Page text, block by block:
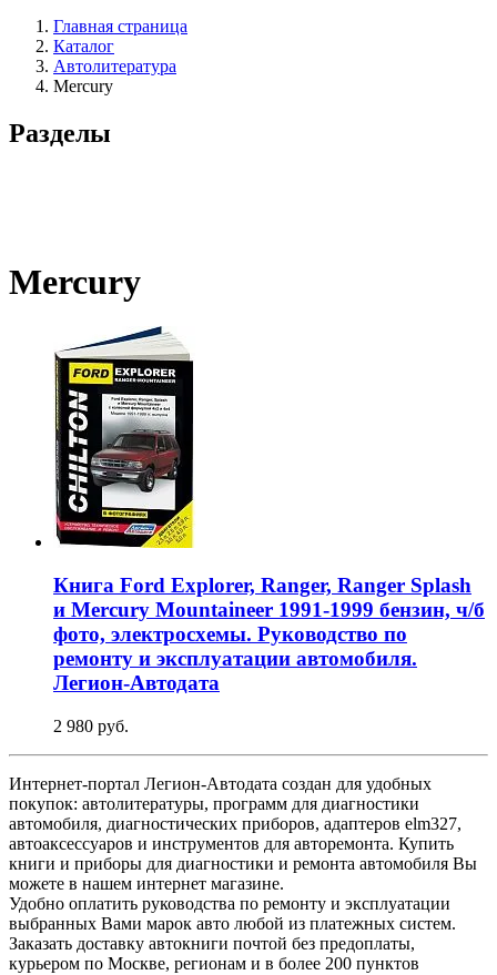
Главная страница
Каталог
Автолитература
Mercury
Разделы
Mercury
Книга Ford Explorer, Ranger, Ranger Splash
и Mercury Mountaineer 1991-1999 бензин, ч/б
фото, электросхемы. Руководство по
ремонту и эксплуатации автомобиля.
Легион-Aвтодата
2 980 руб.
Интернет-портал Легион-Автодата создан для удобных
покупок: автолитературы, программ для диагностики
автомобиля, диагностических приборов, адаптеров elm327,
автоаксессуаров и инструментов для авторемонта. Купить
книги и приборы для диагностики и ремонта автомобиля Вы
можете в нашем интернет магазине.
Удобно оплатить руководства по ремонту и эксплуатации
выбранных Вами марок авто любой из платежных систем.
Заказать доставку автокниги почтой без предоплаты,
курьером по Москве, регионам и в более 200 пунктов